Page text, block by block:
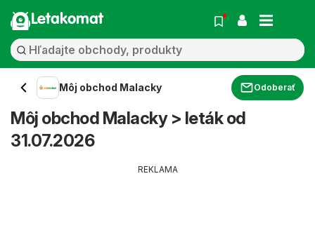
Letakomat
Môj obchod Malacky Odoberať
Môj obchod Malacky > leták od
31.07.2026
REKLAMA